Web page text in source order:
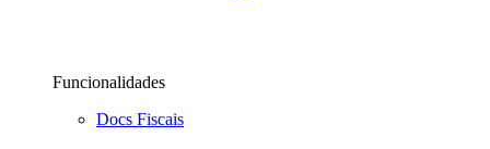
Funcionalidades
Docs Fiscais